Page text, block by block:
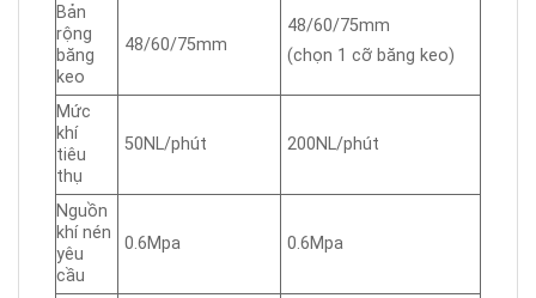
Bản
rộng
băng
keo
48/60/75mm
48/60/75mm
(chọn 1 cỡ băng keo)
Mức
khí
tiêu
thụ
50NL/phút 200NL/phút
Nguồn
khí nén
yêu
cầu
0.6Mpa 0.6Mpa